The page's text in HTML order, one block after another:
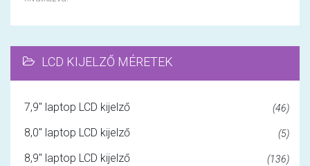
LCD KIJELZŐ MÉRETEK
7,9" laptop LCD kijelző (46)
8,0" laptop LCD kijelző (5)
8,9" laptop LCD kijelző (136)